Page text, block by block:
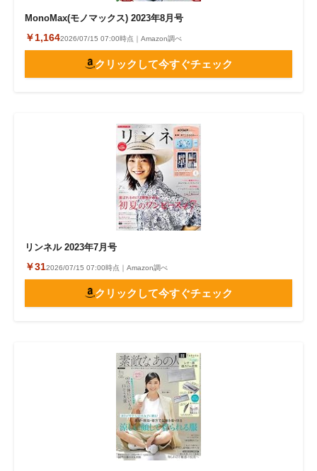
MonoMax(モノマックス) 2023年8月号
￥1,1642026/07/15 07:00時点｜Amazon調べ
クリックして今すぐチェック
リンネル 2023年7月号
￥312026/07/15 07:00時点｜Amazon調べ
クリックして今すぐチェック